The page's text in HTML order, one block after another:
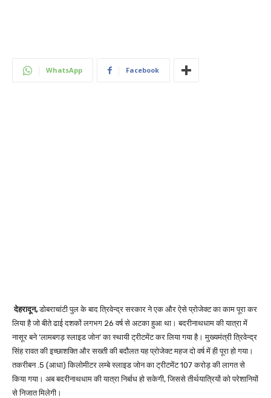
WhatsApp Facebook
देहरादून,डोबराचांटी पुल के बाद त्रिवेन्द्र सरकार ने एक और ऐसे प्रोजेक्ट का काम पूरा कर
लिया है जो बीते ढाई दशकों लगभग 26 वर्ष से अटका हुआ था। बदरीनाथधाम की यात्रा में
नासूर बने ‘लामबगड़ स्लाइड जोन’ का स्थायी ट्रीटमेंट कर लिया गया है। मुख्यमंत्री त्रिवेन्द्र
सिंह रावत की इच्छाशक्ति और सख्ती की बदौलत यह प्रोजेक्ट महज दो वर्ष में ही पूरा हो गया।
तकरीबन .5 (आधा) किलोमीटर लम्बे स्लाइड जोन का ट्रीटमेंट 107 करोड़ की लागत से
किया गया। अब बदरीनाथधाम की यात्रा निर्बाध हो सकेगी, जिससे तीर्थयात्रियों को परेशानियों
से निजात मिलेगी।